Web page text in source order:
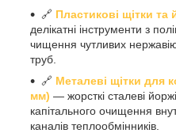
🔗 Пластикові щітки та
делікатні інструменти з
чищення чутливих
труб.
🔗 Металеві щітки для
мм) — жорсткі сталеві
капітального очищення
каналів теплообмінників.